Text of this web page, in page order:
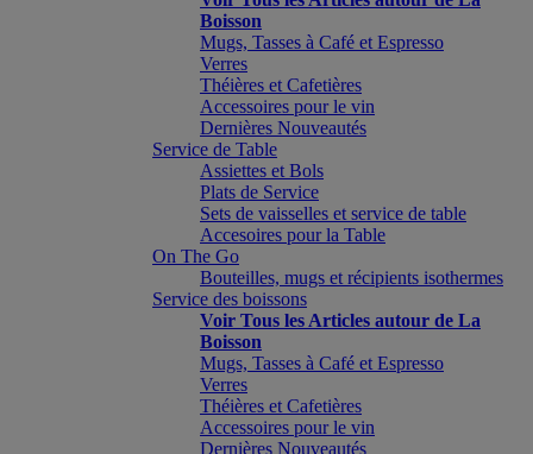
Boisson
Mugs, Tasses à Café et Espresso
Verres
Théières et Cafetières
Accessoires pour le vin
Dernières Nouveautés
Service de Table
Assiettes et Bols
Plats de Service
Sets de vaisselles et service de table
Accesoires pour la Table
On The Go
Bouteilles, mugs et récipients isothermes
Service des boissons
Voir Tous les Articles autour de La
Boisson
Mugs, Tasses à Café et Espresso
Verres
Théières et Cafetières
Accessoires pour le vin
Dernières Nouveautés